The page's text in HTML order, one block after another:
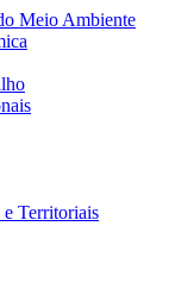
Meio Ambiente
Territoriais